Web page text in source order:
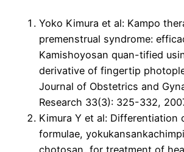
Yoko Kimura et al: Kampo
premenstrual syndrome:
Kamishoyosan quan-tified
derivative of fingertip
Journal of Obstetrics and
Research 33(3): 325-332,
Kimura Y et al: Differentiation
formulae,
chotosan, for treatment of